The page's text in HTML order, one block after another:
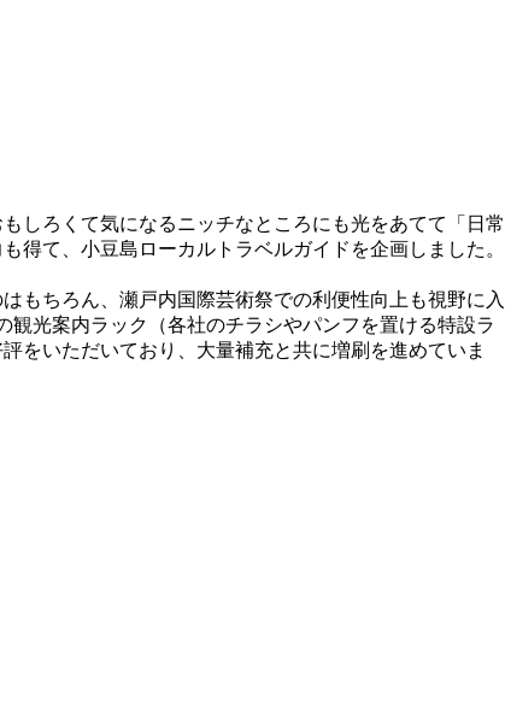
しろくて気になるニッチなところにも光をあてて「日常
得て、小豆島ローカルトラベルガイドを企画しました。
もちろん、瀬戸内国際芸術祭での利便性向上も視野に入
光案内ラック（各社のチラシやパンフを置ける特設ラ
をいただいており、大量補充と共に増刷を進めていま